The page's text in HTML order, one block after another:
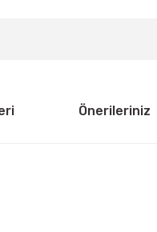
Önerileriniz